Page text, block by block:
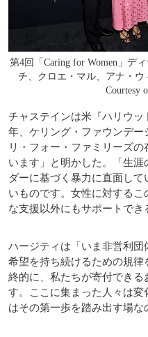
第4回「Caring for Women」デ
チ、クロエ・マル、アナ・ウ
Courtesy
チャステインは米『ハリウ
年、ケリング・ファウンデ
リ・フォー・ファミリーズ
います」と明かした。「生
ダーに基づく暴力に直面し
いものです。女性に対する
な支援以外にもサポートでき
ハージティは「いま非営利団
希望を持ち続けるための規
終的に、私たちが寄付でき
す。ここに集まった人々は
はその第一歩を踏み出す場な